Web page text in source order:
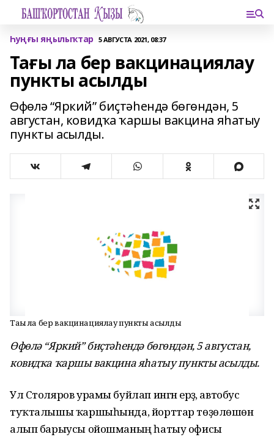
Һуңғы яңылыҡтар 5 АВГУСТА 2021, 08:37
Тағы ла бер вакцинациялау
пункты асылды
Өфөлә “Яркий” биҫтәһендә бөгөндән, 5
августан, ковидҡа ҡаршы вакцина яһатыу
пункты асылды.
Тағы ла бер вакцинациялау пункты асылды
Өфөлә “Яркий” биҫтәһендә бөгөндән, 5 августан,
ковидҡа ҡаршы вакцина яһатыу пункты асылды.
Ул Столяров урамы буйлап ингән ерҙә, автобус
туҡталышы ҡаршыһында, йорттар төҙөлөшөн
алып барыусы ойошманың һатыу офисы